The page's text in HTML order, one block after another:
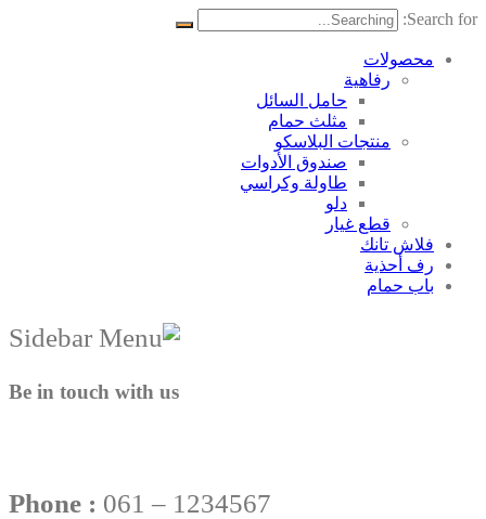
Search for:
محصولات
رفاهية
حامل السائل
مثلث حمام
منتجات البلاسکو
صندوق الأدوات
طاولة وكراسي
دلو
قطع غيار
فلاش تانك
رف أحذية
باب حمام
Be in touch with us
Phone : 061 – 1234567